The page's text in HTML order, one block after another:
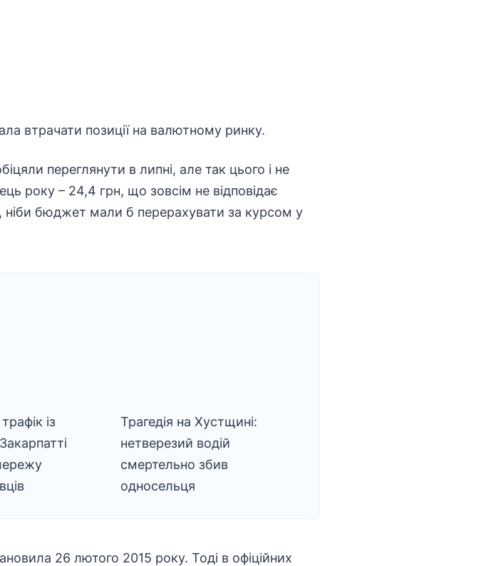
втрачати позиції на валютному ринку.
переглянути в липні, але так цього і не
року – 24,4 грн, що зовсім не відповідає
ніби бюджет мали б перерахувати за курсом у
із
Трагедія на Хустщині:
нетверезий водій
смертельно збив
односельця
26 лютого 2015 року. Тоді в офіційних